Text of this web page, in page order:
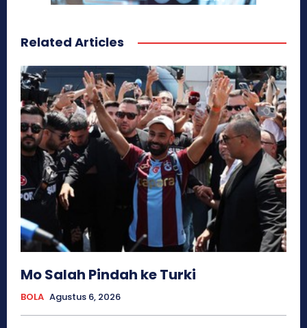
Related Articles
Mo Salah Pindah ke Turki
BOLA Agustus 6, 2026